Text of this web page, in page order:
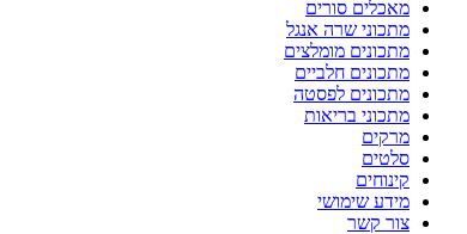
מאכלים סורים
מתכוני שרה אנגל
מתכונים מומלצים
מתכונים חלביים
מתכונים לפסטה
מתכוני בריאות
מרקים
סלטים
קינוחים
מידע שימושי
צור קשר